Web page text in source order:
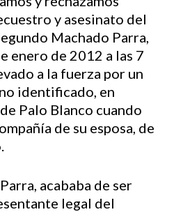
y asesinato del
Machado Parra,
enero de 2012 a las 7
a la fuerza por un
identificado, en
Palo Blanco cuando
de su esposa, de
acababa de ser
legal del